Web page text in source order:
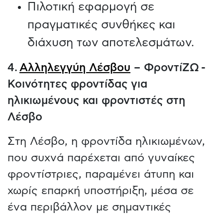
Πιλοτική εφαρμογή σε
πραγματικές συνθήκες και
διάχυση των αποτελεσμάτων.
4. Αλληλεγγύη Λέσβου – ΦροντίΖΩ -
Κοινότητες φροντίδας για
ηλικιωμένους και φροντιστές στη
Λέσβο
Στη Λέσβο, η φροντίδα ηλικιωμένων,
που συχνά παρέχεται από γυναίκες
φροντίστριες, παραμένει άτυπη και
χωρίς επαρκή υποστήριξη, μέσα σε
ένα περιβάλλον με σημαντικές